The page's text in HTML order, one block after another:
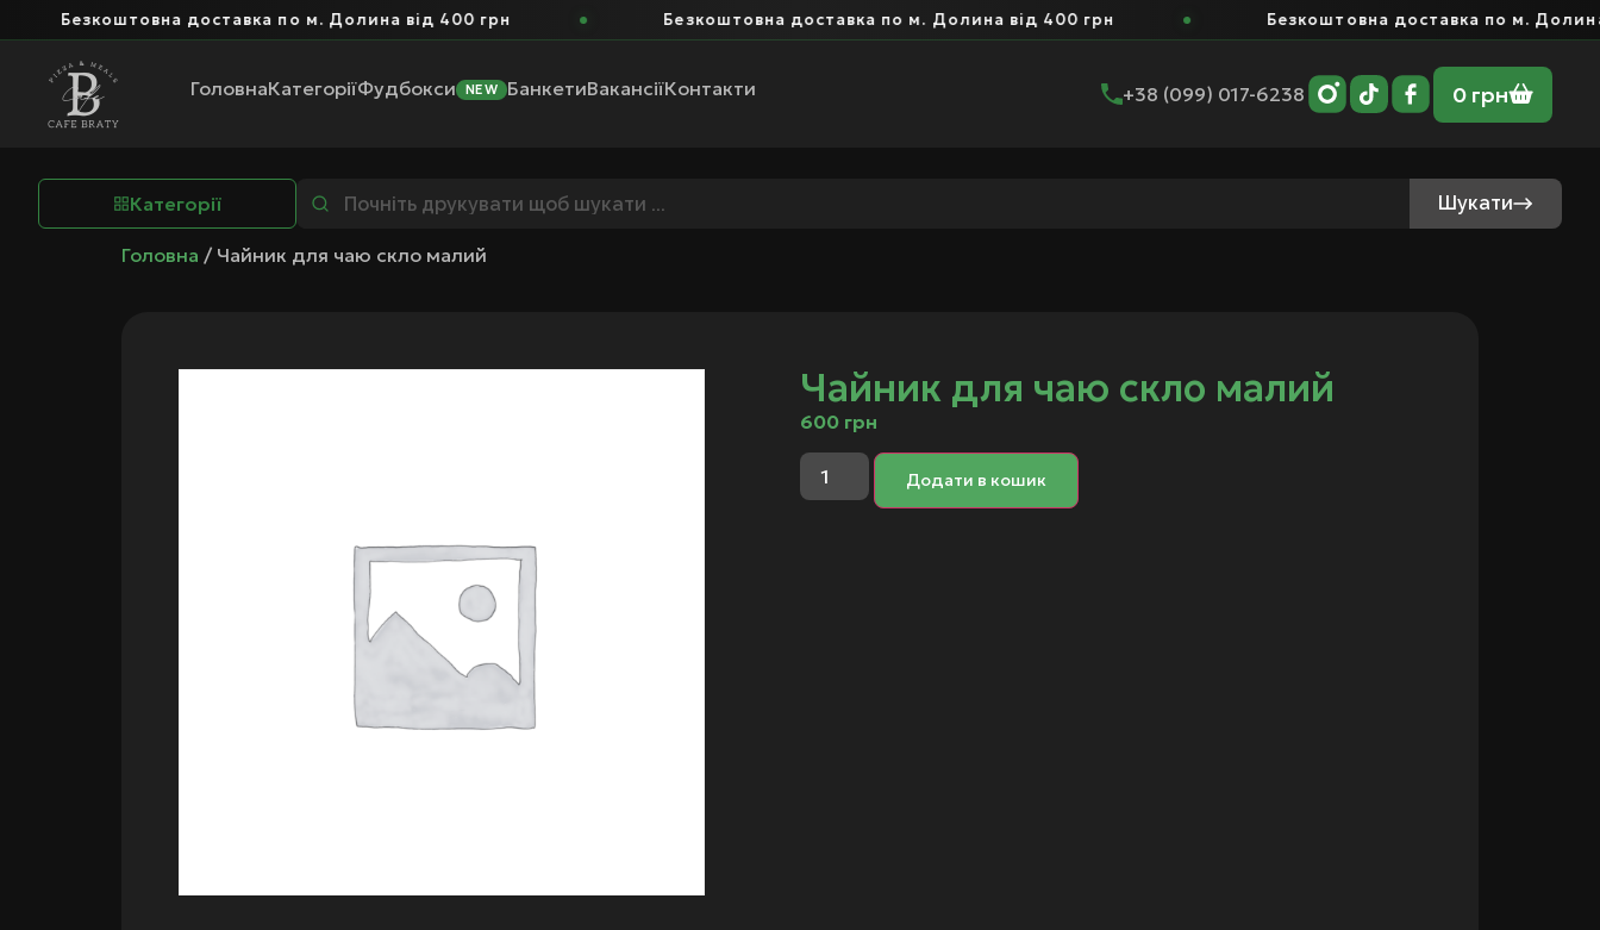
Безкоштовна доставка по м. Долина від 400 грн Безкоштовна доставка по м. Долина від 400 грн Безкоштовна доставка по м. Долина
ГоловнаКатегоріїФудбокси NEW БанкетиВакансіїКонтакти +38 (099) 017-6238 0 грн
Категорії Шукати
Головна / Чайник для чаю скло малий
Чайник для чаю скло малий
600 грн
Додати в кошик